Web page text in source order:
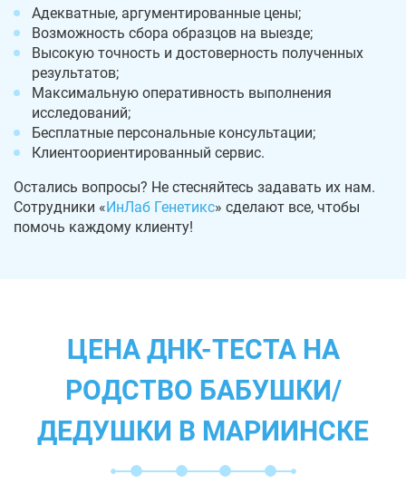
Адекватные, аргументированные цены;
Возможность сбора образцов на выезде;
Высокую точность и достоверность полученных
результатов;
Максимальную оперативность выполнения
исследований;
Бесплатные персональные консультации;
Клиентоориентированный сервис.
Остались вопросы? Не стесняйтесь задавать их нам.
Сотрудники «ИнЛаб Генетикс» сделают все, чтобы
помочь каждому клиенту!
ЦЕНА ДНК-ТЕСТА НА
РОДСТВО БАБУШКИ/
ДЕДУШКИ В МАРИИНСКЕ